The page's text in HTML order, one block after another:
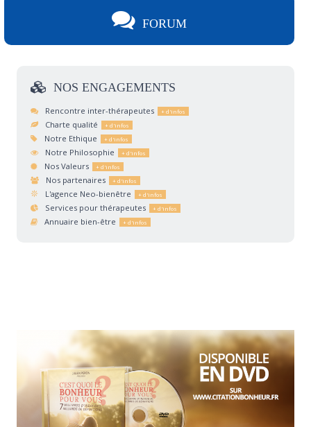
FORUM
NOS ENGAGEMENTS
Rencontre inter-thérapeutes
Charte qualité
Notre Ethique
Notre Philosophie
Nos Valeurs
Nos partenaires
L'agence Neo-bienêtre
Services pour thérapeutes
Annuaire bien-être